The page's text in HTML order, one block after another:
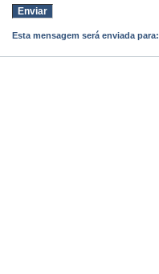
Esta mensagem será enviada para: